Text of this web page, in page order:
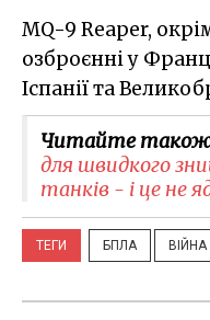
MQ-9 Reaper,
озброєнні у
Іспанії та
Читайте
для швидкого
танків - і це не
ТЕГИ БПЛА ВІЙНА